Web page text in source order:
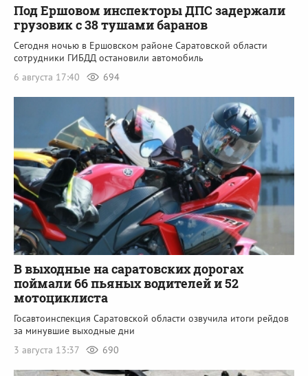
Под Ершовом инспекторы ДПС задержали
грузовик с 38 тушами баранов
Сегодня ночью в Ершовском районе Саратовской области
сотрудники ГИБДД остановили автомобиль
6 августа 17:40
694
В выходные на саратовских дорогах
поймали 66 пьяных водителей и 52
мотоциклиста
Госавтоинспекция Саратовской области озвучила итоги рейдов
за минувшие выходные дни
3 августа 13:37
690